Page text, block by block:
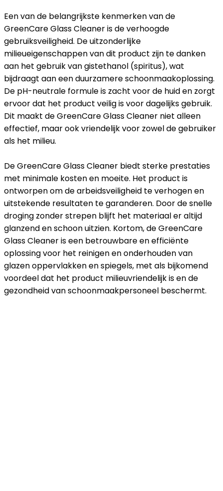
Een van de belangrijkste kenmerken van de
GreenCare Glass Cleaner is de verhoogde
gebruiksveiligheid. De uitzonderlijke
milieueigenschappen van dit product zijn te danken
aan het gebruik van gistethanol (spiritus), wat
bijdraagt aan een duurzamere schoonmaakoplossing.
De pH-neutrale formule is zacht voor de huid en zorgt
ervoor dat het product veilig is voor dagelijks gebruik.
Dit maakt de GreenCare Glass Cleaner niet alleen
effectief, maar ook vriendelijk voor zowel de gebruiker
als het milieu.
De GreenCare Glass Cleaner biedt sterke prestaties
met minimale kosten en moeite. Het product is
ontworpen om de arbeidsveiligheid te verhogen en
uitstekende resultaten te garanderen. Door de snelle
droging zonder strepen blijft het materiaal er altijd
glanzend en schoon uitzien. Kortom, de GreenCare
Glass Cleaner is een betrouwbare en efficiënte
oplossing voor het reinigen en onderhouden van
glazen oppervlakken en spiegels, met als bijkomend
voordeel dat het product milieuvriendelijk is en de
gezondheid van schoonmaakpersoneel beschermt.